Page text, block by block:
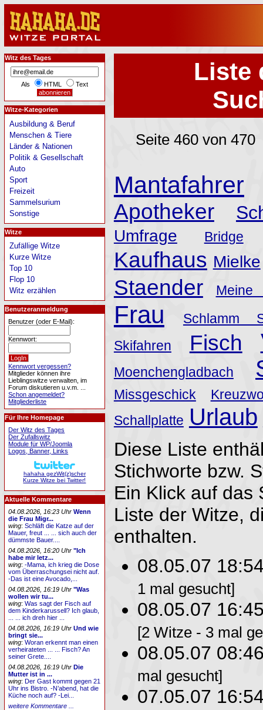
Liste
Seite 460 von 470
Mantafahrer
Apotheker
Umfrage Bridge
Kaufhaus Mielke
Staender Meine
Frau
Schlamm
Skifahren
Fisch
Moenchengladbach
Missgeschick
Schallplatte Urlaub
Diese Liste
Stichworte bzw.
Ein Klick auf das
Liste der Witze,
enthalten.
08.05.07
1 mal gesucht]
08.05.07
[2 Witze - 3 mal
08.05.07
mal gesucht]
07.05.07
Witz des Tages
Als HTML Text
Witze-Kategorien
Ausbildung & Beruf
Menschen & Tiere
Länder & Nationen
Politik & Gesellschaft
Auto
Sport
Freizeit
Sammelsurium
Sonstige
Witze
Zufällige Witze
Kurze Witze
Top 10
Flop 10
Witz erzählen
Benutzeranmeldung
Benutzer (oder E-Mail):
Kennwort:
Kennwort vergessen?
Mitglieder können ihre
Lieblingswitze verwalten, im
Forum diskutieren u.v.m. ...
Schon angemeldet?
Mitgliederliste
Für Ihre Homepage
Der Witz des Tages
Der Zufallswitz
Module für WP/Joomla
Logos, Banner, Links
hahaha gezWit(z)scher
Kurze Witze bei Twitter!
Aktuelle Kommentare
04.08.2026, 16:23 Uhr Wenn
die Frau Migr...
wing:Schläft die Katze auf der
Mauer, freut ... ... sich auch der
dümmste Bauer....
04.08.2026, 16:20 Uhr "Ich
habe mir letz...
wing:-Mama, ich krieg die Dose
vom Überraschungsei nicht auf.
-Das ist eine Avocado,...
04.08.2026, 16:19 Uhr "Was
wollen wir tu...
wing:Was sagt der Fisch auf
dem Kinderkarussell? Ich glaub,
... ... ich dreh hier ...
04.08.2026, 16:19 Uhr Und wie
bringt sie...
wing:Woran erkennt man einen
verheirateten ... ... Fisch? An
seiner Grete....
04.08.2026, 16:19 Uhr Die
Mutter ist in ...
wing:Der Gast kommt gegen 21
Uhr ins Bistro. -N’abend, hat die
Küche noch auf? -Lei...
weitere Kommentare ...